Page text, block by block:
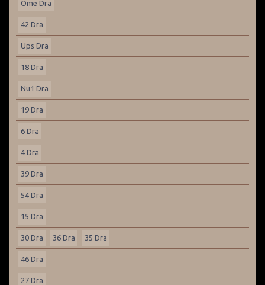
Ome Dra
42 Dra
Ups Dra
18 Dra
Nu1 Dra
19 Dra
6 Dra
4 Dra
39 Dra
54 Dra
15 Dra
30 Dra 36 Dra 35 Dra
46 Dra
27 Dra